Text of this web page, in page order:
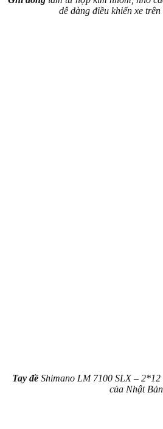
dễ dàng điều khiển xe
Tay đề Shimano LM 7100 SLX –
của Nhật Bản